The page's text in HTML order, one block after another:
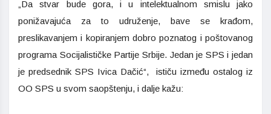
„Da stvar bude gora, i u intelektualnom smislu jako
ponižavajuća za to udruženje, bave se krađom,
preslikavanjem i kopiranjem dobro poznatog i poštovanog
programa Socijalističke Partije Srbije. Jedan je SPS i jedan
je predsednik SPS Ivica Dačić“, ističu između ostalog iz
OO SPS u svom saopštenju, i dalje kažu: